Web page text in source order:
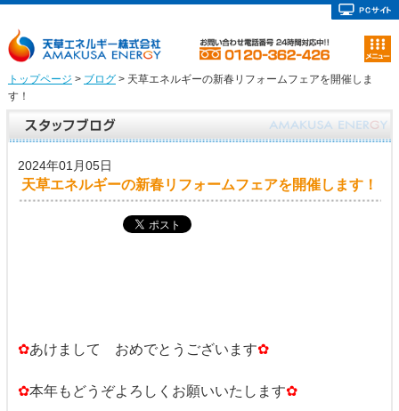
トップページ > ブログ> 天草エネルギーの新春リフォームフェアを開催しま
す！
2024年01月05日
天草エネルギーの新春リフォームフェアを開催します！
✿あけまして おめでとうございます✿
✿本年もどうぞよろしくお願いいたします✿